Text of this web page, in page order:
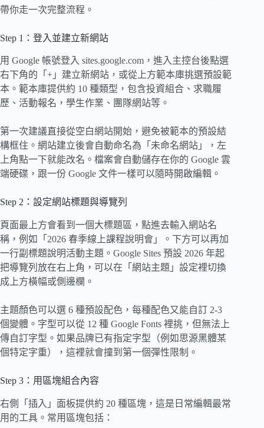
帶你走一次完整流程。
Step 1：登入並建立新網站
用 Google 帳號登入 sites.google.com，進入主控台後點選
右下角的「+」建立新網站，或從上方範本庫挑選預設範
本。範本庫提供約 10 種類型，包含投資組合、求職履
歷、活動報名，學生作業、團隊網站等。
第一次建議直接從空白網站開始，避免被範本的預設結
構框住。網站建立後會自動命名為「未命名網站」，左
上角點一下就能改名。檔案會自動儲存在你的 Google 雲
端硬碟，跟一份 Google 文件一樣可以隨時開啟編輯。
Step 2：設定網站標題與導覽列
頁面最上方會看到一個大標題區，點進去輸入網站名
稱，例如「2026 春季線上課程說明會」。下方可以再加
一行副標題說明活動主題。Google Sites 預設 2026 年起
把導覽列放在右上角，可以在「網站主題」設定裡切換
成上方橫幅或側邊欄。
主題顏色可以選 6 種預設配色，每種配色又能自訂 2-3
個變體。字型可以從 12 種 Google Fonts 裡挑，但無法上
傳自訂字型。如果品牌已有指定字型（例如思源黑體某
個特定字重），這裡就會撞到第一個彈性限制。
Step 3：用區塊組合內容
右側「插入」面板提供約 20 種區塊，這是日常編輯最常
用的工具。常用區塊包括：